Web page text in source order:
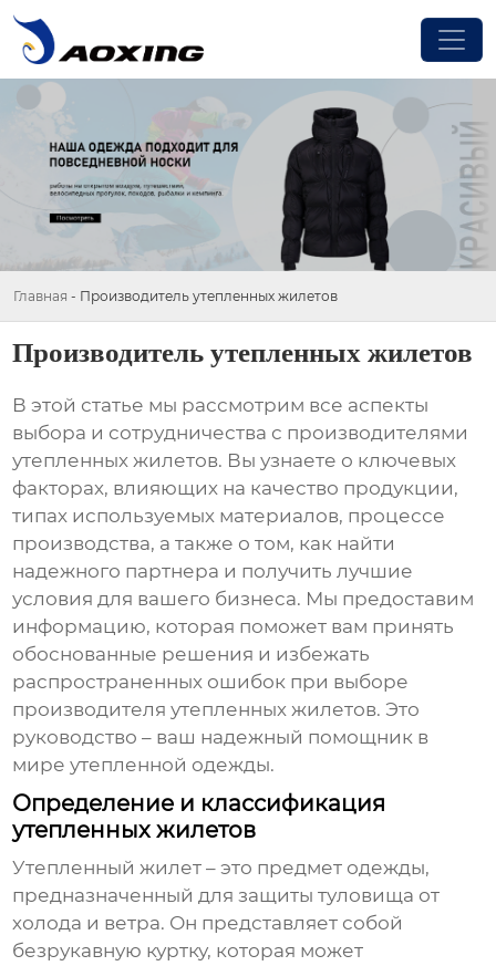
Главная - Производитель утепленных жилетов
Производитель утепленных жилетов
В этой статье мы рассмотрим все аспекты
выбора и сотрудничества с производителями
утепленных жилетов. Вы узнаете о ключевых
факторах, влияющих на качество продукции,
типах используемых материалов, процессе
производства, а также о том, как найти
надежного партнера и получить лучшие
условия для вашего бизнеса. Мы предоставим
информацию, которая поможет вам принять
обоснованные решения и избежать
распространенных ошибок при выборе
производителя утепленных жилетов. Это
руководство – ваш надежный помощник в
мире утепленной одежды.
Определение и классификация
утепленных жилетов
Утепленный жилет – это предмет одежды,
предназначенный для защиты туловища от
холода и ветра. Он представляет собой
безрукавную куртку, которая может